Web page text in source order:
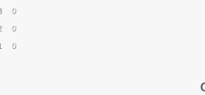
0
0
0